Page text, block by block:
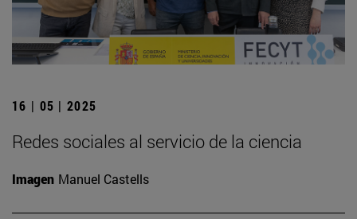
16 | 05 | 2025
Redes sociales al servicio de la ciencia
Imagen Manuel Castells